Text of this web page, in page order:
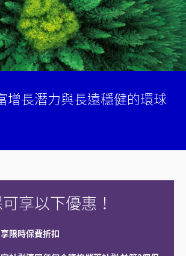
增長潛力與長遠穩健的環球
享以下優惠！
限時保費折扣